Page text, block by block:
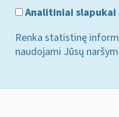
Analitiniai slapukai
Renka statistinę
naudojami Jūsų